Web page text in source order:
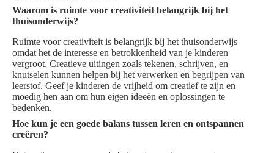
Waarom is ruimte voor creativiteit belangrijk bij het
thuisonderwijs?
Ruimte voor creativiteit is belangrijk bij het thuisonderwijs
omdat het de interesse en betrokkenheid van je kinderen
vergroot. Creatieve uitingen zoals tekenen, schrijven, en
knutselen kunnen helpen bij het verwerken en begrijpen van
leerstof. Geef je kinderen de vrijheid om creatief te zijn en
moedig hen aan om hun eigen ideeën en oplossingen te
bedenken.
Hoe kun je een goede balans tussen leren en ontspannen
creëren?